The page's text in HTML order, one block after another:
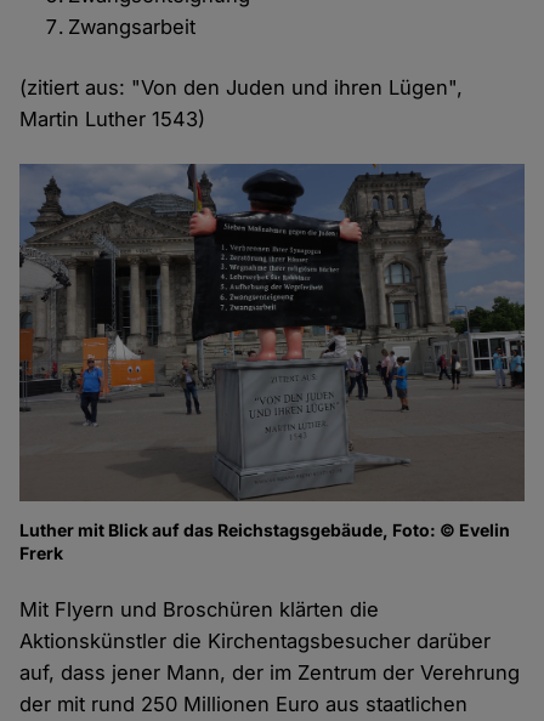
Zwangsarbeit
(zitiert aus: "Von den Juden und ihren Lügen",
Martin Luther 1543)
Luther mit Blick auf das Reichstagsgebäude, Foto: © Evelin
Frerk
Mit Flyern und Broschüren klärten die
Aktionskünstler die Kirchentagsbesucher darüber
auf, dass jener Mann, der im Zentrum der Verehrung
der mit rund 250 Millionen Euro aus staatlichen